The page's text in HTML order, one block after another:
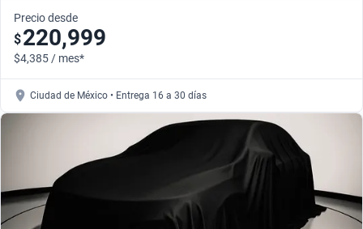
Precio desde
$220,999
$4,385 / mes*
Ciudad de México • Entrega 16 a 30 días